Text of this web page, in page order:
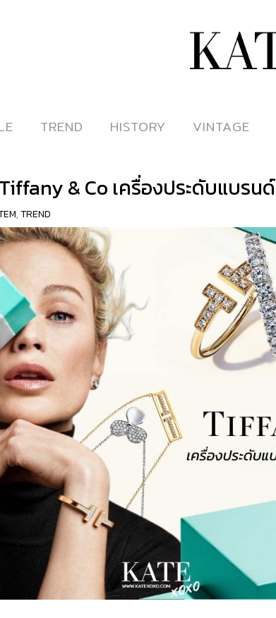
ดูหนังออน
TREND
TREND HISTORY
HISTORY VINTAGE
VINTAGE
& Co เครื่องประดับแบร
,TREND